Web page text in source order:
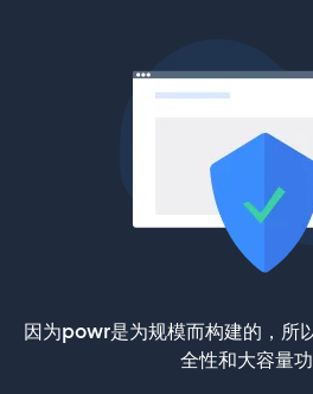
因为powr是为规模而构建的，所
全性和大容量功